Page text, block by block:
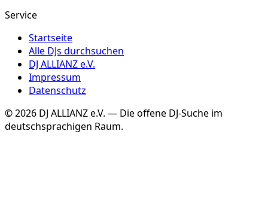
Service
Startseite
Alle DJs durchsuchen
DJ ALLIANZ e.V.
Impressum
Datenschutz
©2026 DJ ALLIANZ e.V. — Die offene DJ-Suche im
deutschsprachigen Raum.